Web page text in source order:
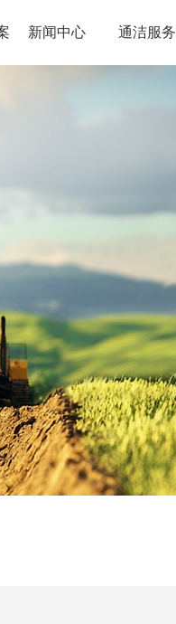
新闻中心 通洁服务